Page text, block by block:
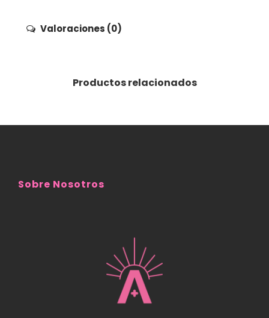
Valoraciones (0)
Productos relacionados
Sobre Nosotros